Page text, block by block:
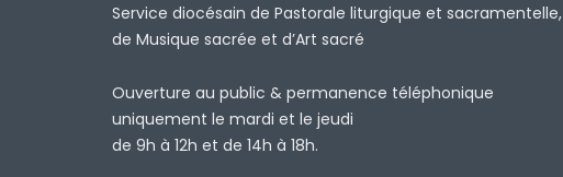
Service diocésain de Pastorale liturgique et sacramentelle,
de Musique sacrée et d’Art sacré
Ouverture au public & permanence téléphonique
uniquement le mardi et le jeudi
de 9h à 12h et de 14h à 18h.